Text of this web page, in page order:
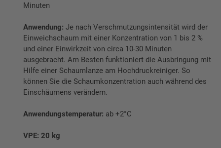
Minuten
Anwendung:Je nach Verschmutzungsintensität wird der
Einweichschaum mit einer Konzentration von 1 bis 2 %
und einer Einwirkzeit von circa 10-30 Minuten
ausgebracht. Am Besten funktioniert die Ausbringung mit
Hilfe einer Schaumlanze am Hochdruckreiniger. So
können Sie die Schaumkonzentration auch während des
Einschäumens verändern.
Anwendungstemperatur: ab +2°C
VPE: 20 kg